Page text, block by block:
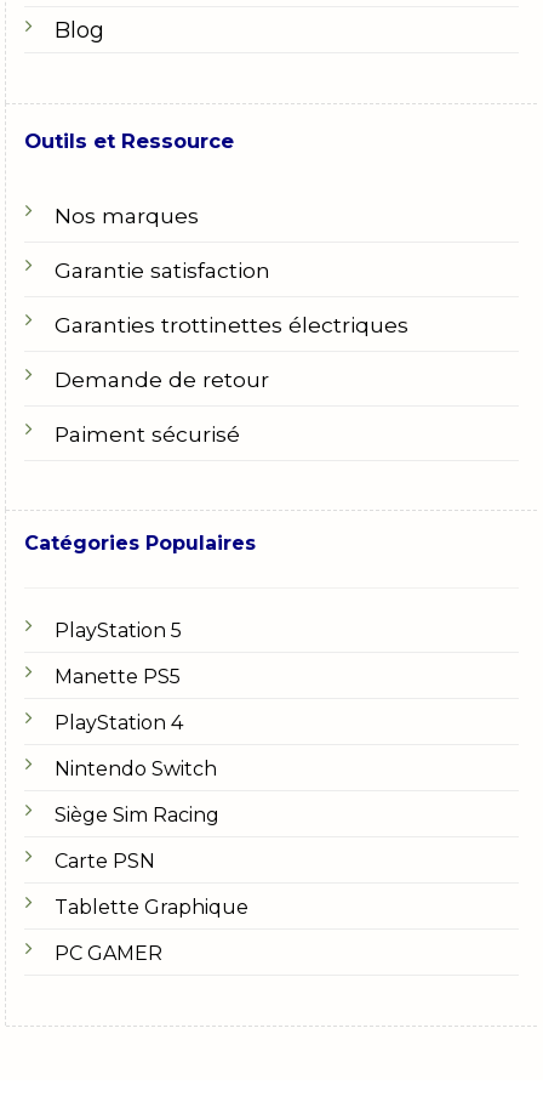
Blog
Outils et Ressource
Nos marques
Garantie satisfaction
Garanties trottinettes électriques
Demande de retour
Paiment sécurisé
Catégories Populaires
PlayStation 5
Manette PS5
PlayStation 4
Nintendo Switch
Siège Sim Racing
Carte PSN
Tablette Graphique
PC GAMER